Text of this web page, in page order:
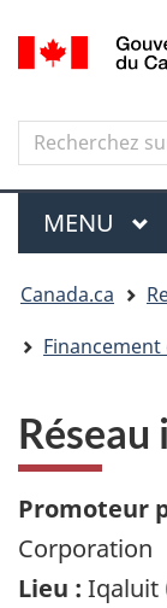
Search
Recherchez
sur
le
site
Menu
MENU
êtes
ici
Canada.ca
Promoteur
Corporation
Lieu : Iqaluit